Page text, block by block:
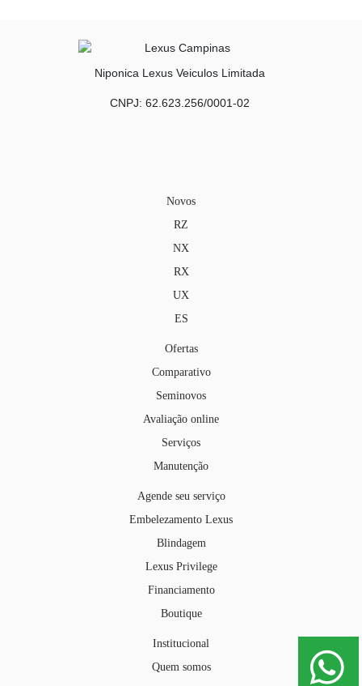
Niponica Lexus Veiculos Limitada
CNPJ: 62.623.256/0001-02
Novos
RZ
NX
RX
UX
ES
Ofertas
Comparativo
Seminovos
Avaliação online
Serviços
Manutenção
Agende seu serviço
Embelezamento Lexus
Blindagem
Lexus Privilege
Financiamento
Boutique
Institucional
Quem somos